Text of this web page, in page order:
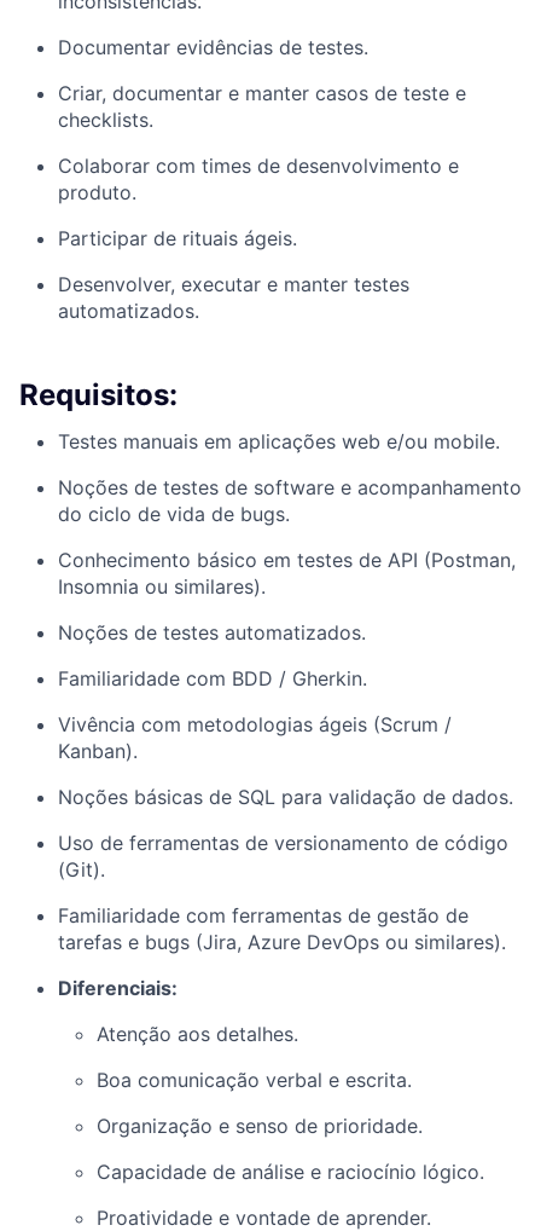
Documentar evidências de testes.
Criar, documentar e manter casos de teste e
checklists.
Colaborar com times de desenvolvimento e
produto.
Participar de rituais ágeis.
Desenvolver, executar e manter testes
automatizados.
Requisitos:
Testes manuais em aplicações web e/ou mobile.
Noções de testes de software e acompanhamento
do ciclo de vida de bugs.
Conhecimento básico em testes de API (Postman,
Insomnia ou similares).
Noções de testes automatizados.
Familiaridade com BDD / Gherkin.
Vivência com metodologias ágeis (Scrum /
Kanban).
Noções básicas de SQL para validação de dados.
Uso de ferramentas de versionamento de código
(Git).
Familiaridade com ferramentas de gestão de
tarefas e bugs (Jira, Azure DevOps ou similares).
Diferenciais:
Atenção aos detalhes.
Boa comunicação verbal e escrita.
Organização e senso de prioridade.
Capacidade de análise e raciocínio lógico.
Proatividade e vontade de aprender.